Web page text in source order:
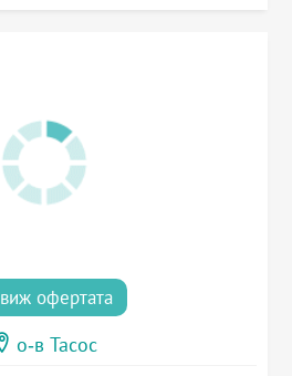
виж офертата
о-в Тасос